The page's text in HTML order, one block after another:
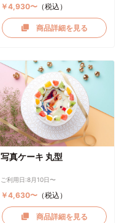
￥4,930〜 （税込）
商品詳細を見る
写真ケーキ 丸型
ご利用日:8月10日〜
￥4,630〜 （税込）
商品詳細を見る